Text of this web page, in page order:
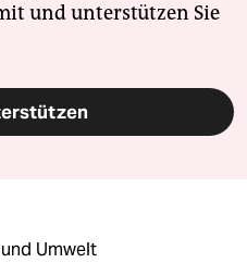
und unterstützen Sie
Umwelt